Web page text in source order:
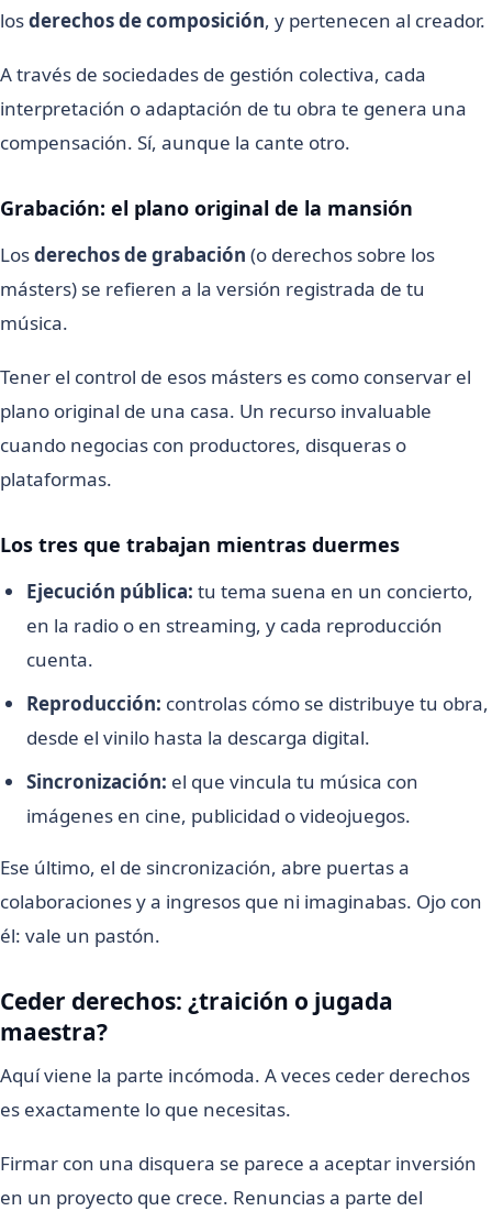
losderechos de composición, y pertenecen al creador.
A través de sociedades de gestión colectiva, cada
interpretación o adaptación de tu obra te genera una
compensación. Sí, aunque la cante otro.
Grabación: el plano original de la mansión
Losderechos de grabación (o derechos sobre los
másters) se refieren a la versión registrada de tu
música.
Tener el control de esos másters es como conservar el
plano original de una casa. Un recurso invaluable
cuando negocias con productores, disqueras o
plataformas.
Los tres que trabajan mientras duermes
Ejecución pública: tu tema suena en un concierto,
en la radio o en streaming, y cada reproducción
cuenta.
Reproducción: controlas cómo se distribuye tu obra,
desde el vinilo hasta la descarga digital.
Sincronización: el que vincula tu música con
imágenes en cine, publicidad o videojuegos.
Ese último, el de sincronización, abre puertas a
colaboraciones y a ingresos que ni imaginabas. Ojo con
él: vale un pastón.
Ceder derechos: ¿traición o jugada
maestra?
Aquí viene la parte incómoda. A veces ceder derechos
es exactamente lo que necesitas.
Firmar con una disquera se parece a aceptar inversión
en un proyecto que crece. Renuncias a parte del